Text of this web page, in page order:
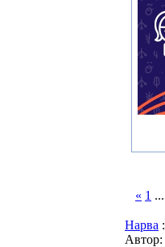
« 1 ...
Нарва :
Автор: